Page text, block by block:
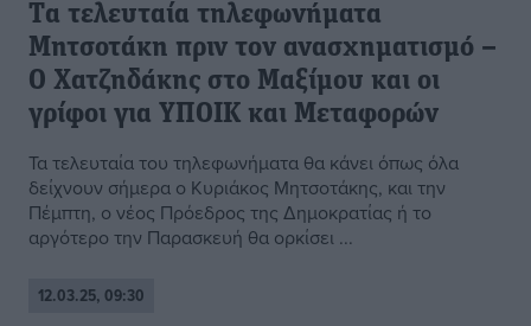
Tα τελευταία τηλεφωνήματα
Μητσοτάκη πριν τον ανασχηματισμό –
Ο Χατζηδάκης στο Μαξίμου και οι
γρίφοι για ΥΠΟΙΚ και Μεταφορών
Τα τελευταία του τηλεφωνήματα θα κάνει όπως όλα
δείχνουν σήμερα ο Κυριάκος Μητσοτάκης, και την
Πέμπτη, ο νέος Πρόεδρος της Δημοκρατίας ή το
αργότερο την Παρασκευή θα ορκίσει ...
12.03.25, 09:30